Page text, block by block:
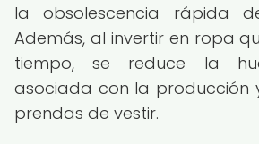
la obsolescencia rápida
Además, al invertir en ropa
tiempo, se reduce la
asociada con la producción
prendas de vestir.